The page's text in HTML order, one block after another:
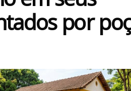
por